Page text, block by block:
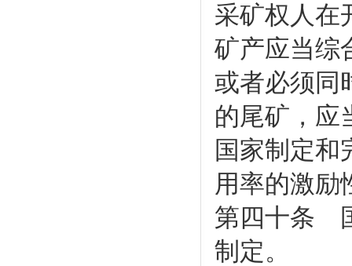
采矿权人在
矿产应当综
或者必须同
的尾矿，应
国家制定和
用率的激励
第四十条
制定。